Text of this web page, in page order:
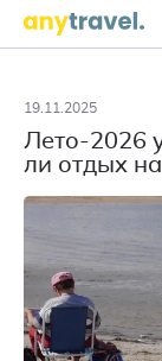
19.11.2025
Лето-2026
ли отдых